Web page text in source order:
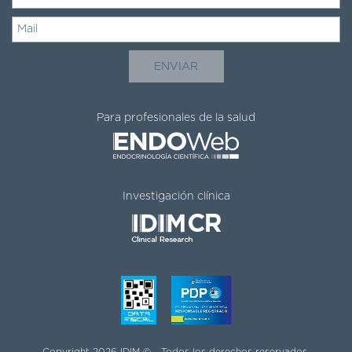
Para profesionales de la salud
Investigación clínica